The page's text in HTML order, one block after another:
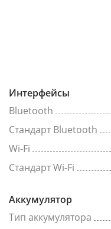
Интерфейсы
Bluetooth
Стандарт Bluetooth
Wi-Fi
Стандарт Wi-Fi
Аккумулятор
Тип аккумулятора